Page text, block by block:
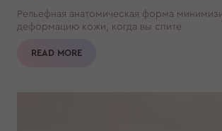
Рельефная анатомическая форма
деформацию кожи, когда вы спите
READ MORE